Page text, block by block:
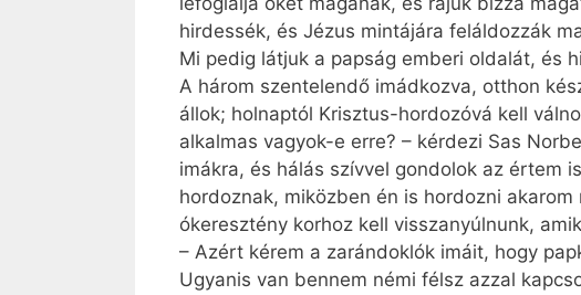
hirdessék, és Jézus mintájára feláldozzák
Mi pedig látjuk a papság emberi oldalát, és
A három szentelendő imádkozva, otthon
állok; holnaptól Krisztus-hordozóvá kell
alkalmas vagyok-e erre? – kérdezi Sas
imákra, és hálás szívvel gondolok az értem
hordoznak, miközben én is hordozni
ókeresztény korhoz kell visszanyúlnunk,
– Azért kérem a zarándoklók imáit, hogy
Ugyanis van bennem némi félsz azzal